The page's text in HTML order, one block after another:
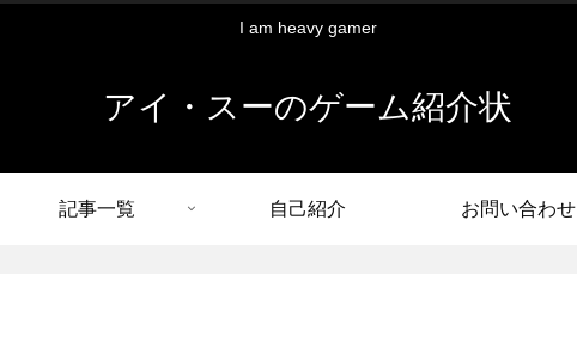
I am heavy gamer
アイ・スーのゲーム紹介状
記事一覧 自己紹介 お問い合わせ